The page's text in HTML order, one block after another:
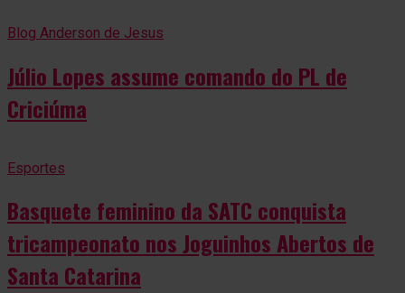
Blog Anderson de Jesus
Júlio Lopes assume comando do PL de
Criciúma
Esportes
Basquete feminino da SATC conquista
tricampeonato nos Joguinhos Abertos de
Santa Catarina